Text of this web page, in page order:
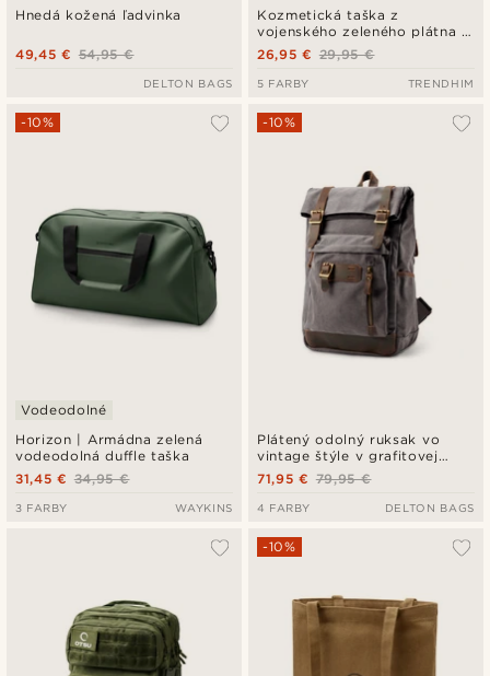
Hnedá kožená ľadvinka
54,95 €
49,45 €
DELTON BAGS
Kozmetická taška z
vojenského zeleného plátna a
hnedej kože29,95 €
26,95 €
5 FARBY TRENDHIM
Horizon | Armádna zelená
vodeodolná duffle taška
-10%
Vodeodolné
34,95 €
31,45 €
3 FARBY WAYKINS
Plátený odolný ruksak vo
vintage štýle v grafitovej
farbe s koženými detailmi
-10%
79,95 €
71,95 €
4 FARBY DELTON BAGS
-10%